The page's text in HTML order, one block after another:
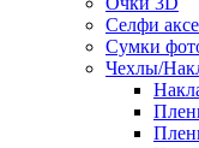
Селфи
Сумки
Чехлы/